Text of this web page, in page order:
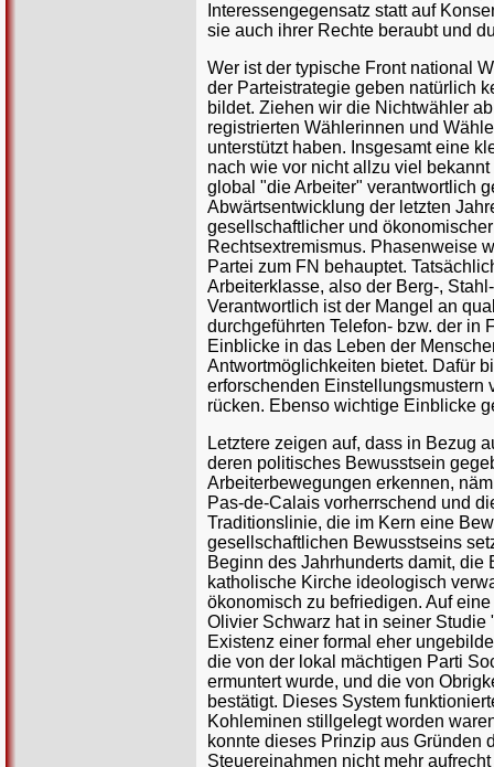
Interessengegensatz statt auf
sie auch ihrer Rechte beraubt und
Wer ist der typische Front national
der Parteistrategie geben natürlich
bildet. Ziehen wir die Nichtwähler
registrierten Wählerinnen und
unterstützt haben. Insgesamt eine
nach wie vor nicht allzu viel
global "die Arbeiter" verantwortlich
Abwärtsentwicklung der letzten
gesellschaftlicher und
Rechtsextremismus. Phasenweise
Partei zum FN behauptet.
Arbeiterklasse, also der Berg-,
Verantwortlich ist der Mangel an
durchgeführten Telefon- bzw. der in
Einblicke in das Leben der
Antwortmöglichkeiten bietet. Dafür
erforschenden Einstellungsmustern
rücken. Ebenso wichtige Einblicke
Letztere zeigen auf, dass in Bezug
deren politisches Bewusstsein
Arbeiterbewegungen erkennen,
Pas-de-Calais vorherrschend und
Traditionslinie, die im Kern eine
gesellschaftlichen Bewusstseins
Beginn des Jahrhunderts damit,
katholische Kirche ideologisch
ökonomisch zu befriedigen. Auf
Olivier Schwarz hat in seiner
Existenz einer formal eher
die von der lokal mächtigen Parti
ermuntert wurde, und die von
bestätigt. Dieses System
Kohleminen stillgelegt worden
konnte dieses Prinzip aus Gründen
Steuereinahmen nicht mehr